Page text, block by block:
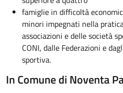
famiglie in difficoltà
minori impegnati nella
associazioni e delle società
CONI, dalle Federazioni e
sportiva.
In Comune di Noventa